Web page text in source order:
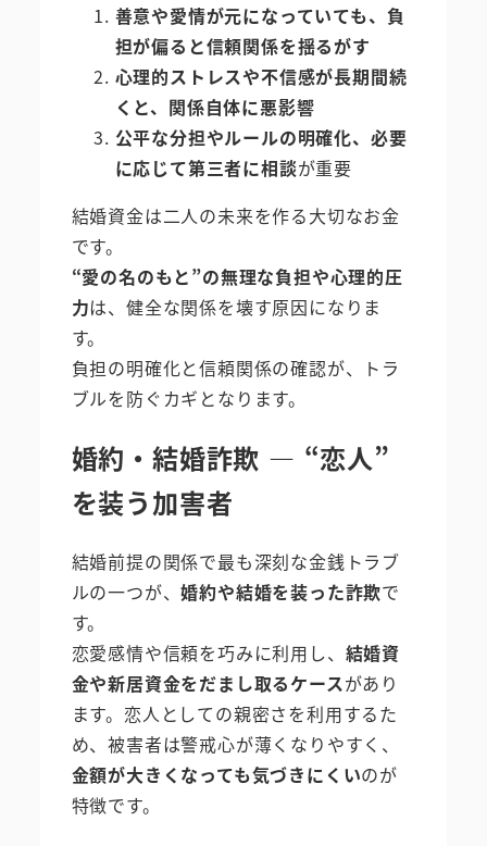
善意や愛情が元になっていても、負
担が偏ると信頼関係を揺るがす
心理的ストレスや不信感が長期間続
くと、関係自体に悪影響
公平な分担やルールの明確化、必要
に応じて第三者に相談が重要
結婚資金は二人の未来を作る大切なお金
です。
“愛の名のもと”の無理な負担や心理的圧
力は、健全な関係を壊す原因になりま
す。
負担の明確化と信頼関係の確認が、トラ
ブルを防ぐカギとなります。
婚約・結婚詐欺 ― “恋人”
を装う加害者
結婚前提の関係で最も深刻な金銭トラブ
ルの一つが、婚約や結婚を装った詐欺で
す。
恋愛感情や信頼を巧みに利用し、 結婚資
金や新居資金をだまし取るケースがあり
ます。恋人としての親密さを利用するた
め、被害者は警戒心が薄くなりやすく、
金額が大きくなっても気づきにくいのが
特徴です。